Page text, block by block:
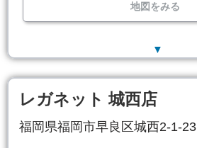
地図をみる
▼
レガネット 城西店
福岡県福岡市早良区城西2-1-23